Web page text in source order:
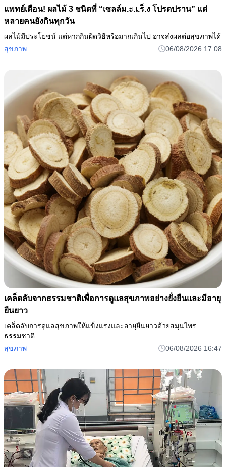
แพทย์เตือน! ผลไม้ 3 ชนิดที่ “เซลล์ม.ะ.เ.ร็.ง โปรดปราน” แต่
หลายคนยังกินทุกวัน
ผลไม้มีประโยชน์ แต่หากกินผิดวิธีหรือมากเกินไป อาจส่งผลต่อสุขภาพได้
สุขภาพ
06/08/2026 17:08
เคล็ดลับจากธรรมชาติเพื่อการดูแลสุขภาพอย่างยั่งยืนและมีอายุ
ยืนยาว
เคล็ดลับการดูแลสุขภาพให้แข็งแรงและอายุยืนยาวด้วยสมุนไพร
ธรรมชาติ
สุขภาพ
06/08/2026 16:47